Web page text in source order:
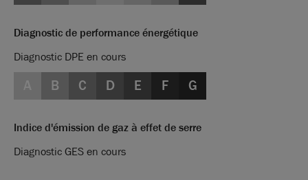
Diagnostic de performance énergétique
Diagnostic DPE en cours
B C D E F G
Indice d'émission de gaz à effet de serre
Diagnostic GES en cours